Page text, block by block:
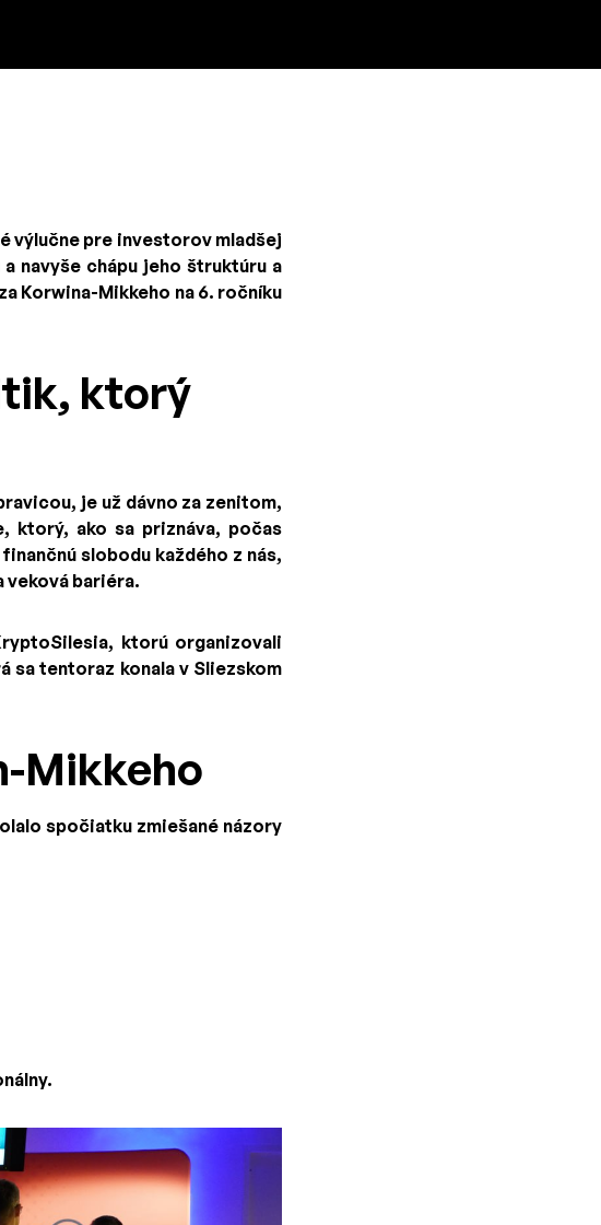
výlučne pre investorov mladšej
navyše chápu jeho štruktúru a
Korwina-Mikkeho na 6. ročníku
ktorý
je už dávno za zenitom,
ktorý, ako sa priznáva, počas
slobodu každého z nás,
veková bariéra.
ktorú organizovali
sa tentoraz konala v Sliezskom
Mikkeho
spočiatku zmiešané názory